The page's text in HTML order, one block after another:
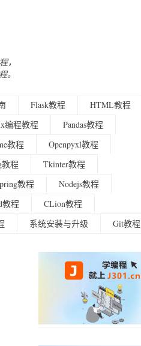
，
。
Flask教程
HTML教程
编程教程
Pandas教程
教程
Openpyxl教程
教程
Tkinter教程
教程
Nodejs教程
教程
CLion教程
系统安装与升级 Git教程